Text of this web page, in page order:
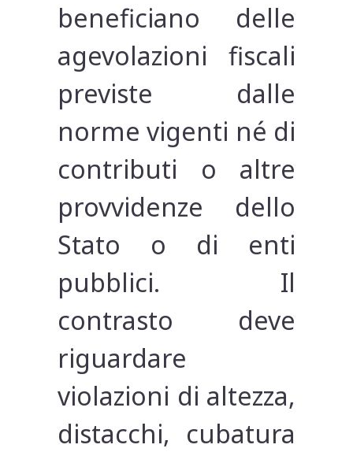
beneficiano delle
agevolazioni fiscali
previste dalle
norme vigenti né di
contributi o altre
provvidenze dello
Stato o di enti
pubblici. Il
contrasto deve
riguardare
violazioni di altezza,
distacchi, cubatura